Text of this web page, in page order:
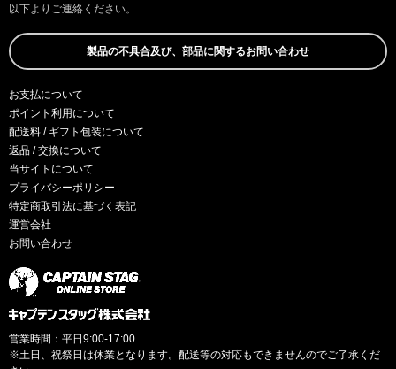
以下よりご連絡ください。
製品の不具合及び、部品に関するお問い合わせ
お支払について
ポイント利用について
配送料 / ギフト包装について
返品 / 交換について
当サイトについて
プライバシーポリシー
特定商取引法に基づく表記
運営会社
お問い合わせ
営業時間：平日9:00-17:00
※土日、祝祭日は休業となります。配送等の対応もできませんのでご了承くだ